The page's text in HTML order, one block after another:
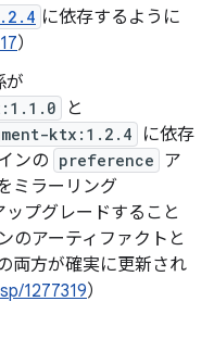
に依存するように
）
が
と
ktx:1.2.4
に依存
ンの preference ア
ミラーリング
ップグレードすること
のアーティファクトと
両方が確実に更新され
1277319）